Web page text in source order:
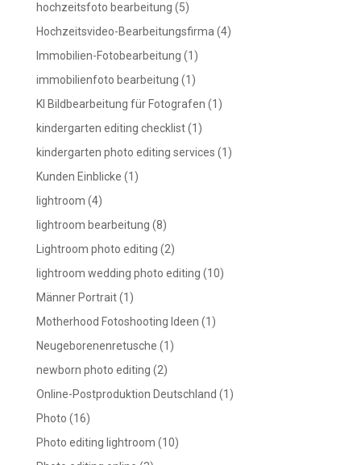
hochzeitsfoto bearbeitung (5)
Hochzeitsvideo-Bearbeitungsfirma (4)
Immobilien-Fotobearbeitung (1)
immobilienfoto bearbeitung (1)
KI Bildbearbeitung für Fotografen (1)
kindergarten editing checklist(1)
kindergarten photo editing services (1)
Kunden Einblicke (1)
lightroom (4)
lightroom bearbeitung (8)
Lightroom photo editing (2)
lightroom wedding photo editing (10)
Männer Portrait(1)
Motherhood Fotoshooting Ideen (1)
Neugeborenenretusche (1)
newborn photo editing (2)
Online-Postproduktion Deutschland (1)
Photo (16)
Photo editing lightroom (10)